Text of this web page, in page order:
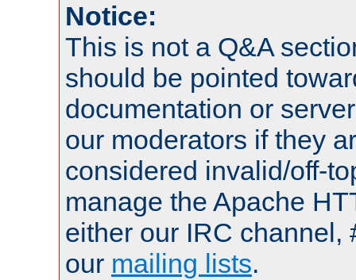
Notice:
This is not a Q&A
should be pointed
documentation or
our moderators if they
considered invalid/off-
manage the Apache
either our IRC channel,
our mailing lists.